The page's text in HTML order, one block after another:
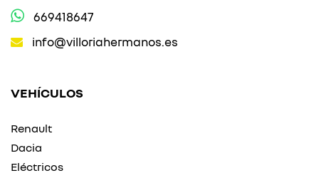
669418647
info@villoriahermanos.es
VEHÍCULOS
Renault
Dacia
Eléctricos